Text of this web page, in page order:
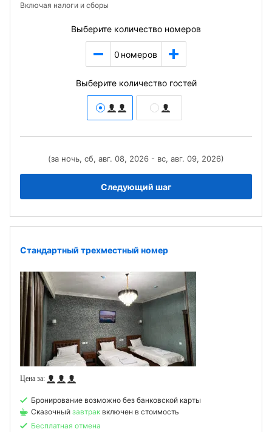
Включая налоги и сборы
Выберите количество номеров
0 номеров
Выберите количество гостей
(за ночь, сб, авг. 08, 2026 - вс, авг. 09, 2026)
Следующий шаг
Стандартный трехместный номер
Бронирование возможно без банковской карты
Сказочный завтрак включен в стоимость
Бесплатная отмена